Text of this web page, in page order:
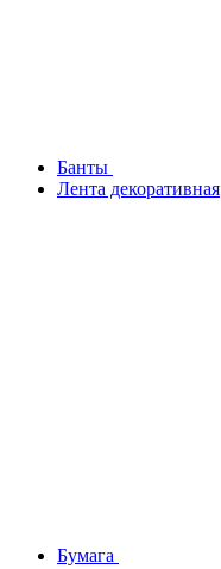
Банты
Лента декоративная
Бумага